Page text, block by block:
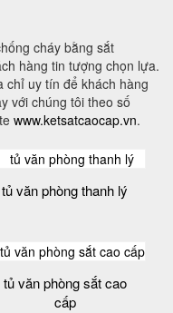
cháy bằng sắt
hàng tin tượng chọn lựa.
chỉ uy tín để khách hàng
với chúng tôi theo số
www.ketsatcaocap.vn.
tủ văn phòng thanh lý
tủ văn phòng sắt cao
cấp